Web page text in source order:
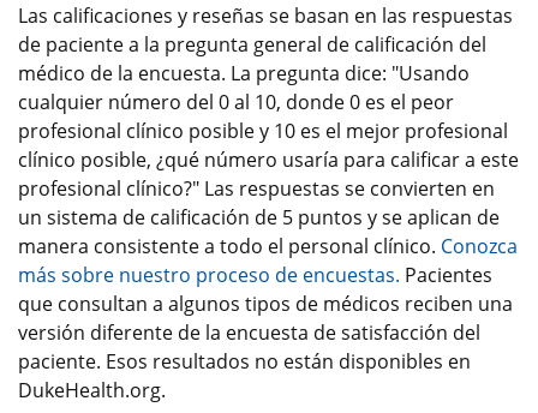
Las calificaciones y reseñas se basan en las respuestas
de paciente a la pregunta general de calificación del
médico de la encuesta. La pregunta dice: "Usando
cualquier número del 0 al 10, donde 0 es el peor
profesional clínico posible y 10 es el mejor profesional
clínico posible, ¿qué número usaría para calificar a este
profesional clínico?" Las respuestas se convierten en
un sistema de calificación de 5 puntos y se aplican de
manera consistente a todo el personal clínico. Conozca
más sobre nuestro proceso de encuestas. Pacientes
que consultan a algunos tipos de médicos reciben una
versión diferente de la encuesta de satisfacción del
paciente. Esos resultados no están disponibles en
DukeHealth.org.